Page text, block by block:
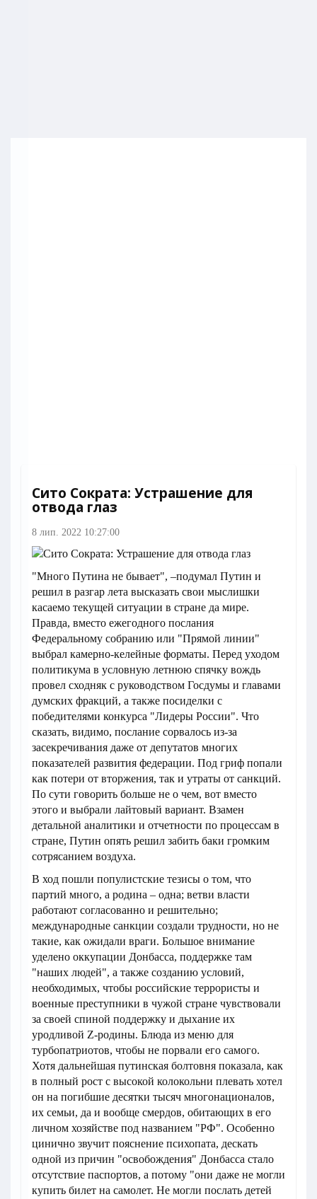
Сито Сократа: Устрашение для
отвода глаз
8 лип. 2022 10:27:00
"Много Путина не бывает", –подумал Путин и
решил в разгар лета высказать свои мыслишки
касаемо текущей ситуации в стране да мире.
Правда, вместо ежегодного послания
Федеральному собранию или "Прямой линии"
выбрал камерно-келейные форматы. Перед уходом
политикума в условную летнюю спячку вождь
провел сходняк с руководством Госдумы и главами
думских фракций, а также посиделки с
победителями конкурса "Лидеры России". Что
сказать, видимо, послание сорвалось из-за
засекречивания даже от депутатов многих
показателей развития федерации. Под гриф попали
как потери от вторжения, так и утраты от санкций.
По сути говорить больше не о чем, вот вместо
этого и выбрали лайтовый вариант. Взамен
детальной аналитики и отчетности по процессам в
стране, Путин опять решил забить баки громким
сотрясанием воздуха.
В ход пошли популистские тезисы о том, что
партий много, а родина – одна; ветви власти
работают согласованно и решительно;
международные санкции создали трудности, но не
такие, как ожидали враги. Большое внимание
уделено оккупации Донбасса, поддержке там
"наших людей", а также созданию условий,
необходимых, чтобы российские террористы и
военные преступники в чужой стране чувствовали
за своей спиной поддержку и дыхание их
уродливой Z-родины. Блюда из меню для
турбопатриотов, чтобы не порвали его самого.
Хотя дальнейшая путинская болтовня показала, как
в полный рост с высокой колокольни плевать хотел
он на погибшие десятки тысяч многонационалов,
их семьи, да и вообще смердов, обитающих в его
личном хозяйстве под названием "РФ". Особенно
цинично звучит пояснение психопата, дескать
одной из причин "освобождения" Донбасса стало
отсутствие паспортов, а потому "они даже не могли
купить билет на самолет. Не могли послать детей